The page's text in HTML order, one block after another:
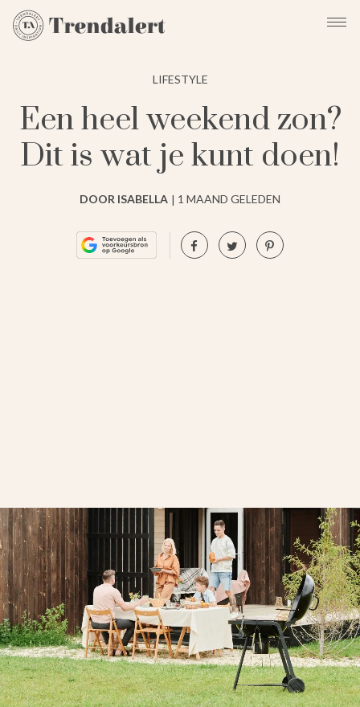
LIFESTYLE
Een heel weekend zon?
Dit is wat je kunt doen!
DOOR ISABELLA 1 MAAND GELEDEN